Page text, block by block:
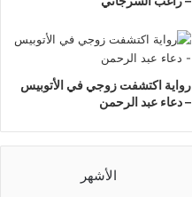
رواية اكتشفت زوجي في الأتوبيس
– دعاء عبد الرحمن
الأشهر